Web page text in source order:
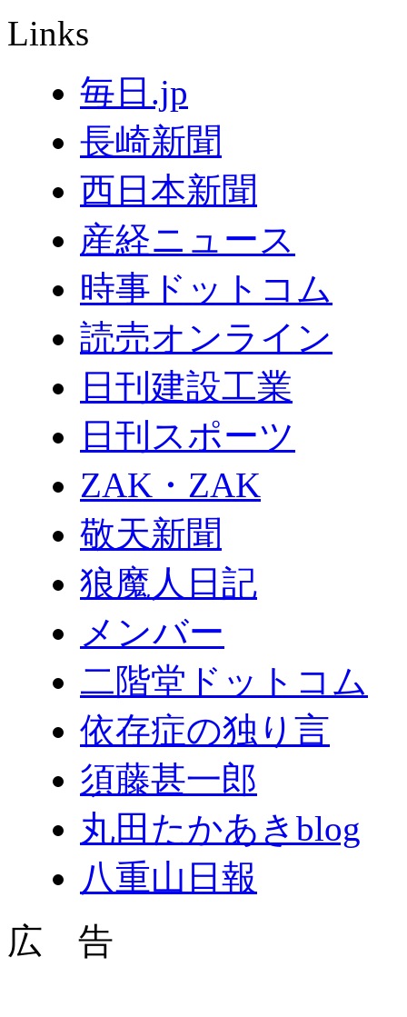
Links
毎日.jp
長崎新聞
西日本新聞
産経ニュース
時事ドットコム
読売オンライン
日刊建設工業
日刊スポーツ
ZAK・ZAK
敬天新聞
狼魔人日記
メンバー
二階堂ドットコム
依存症の独り言
須藤甚一郎
丸田たかあきblog
八重山日報
広 告